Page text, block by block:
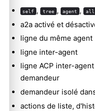
self , tree , agent , all
a2a activé et
ligne du même agent
ligne inter-agent
ligne ACP inter-
demandeur
demandeur isolé
actions de liste,